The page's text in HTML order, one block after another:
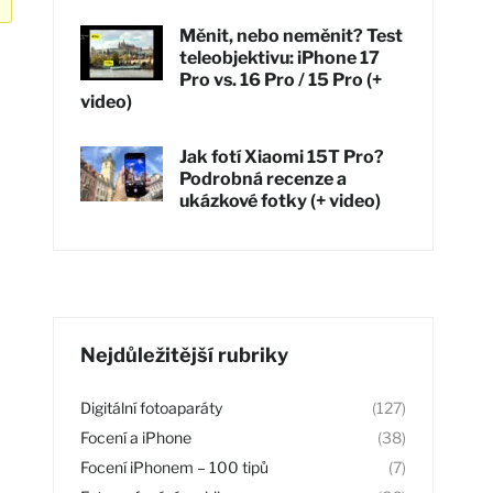
Měnit, nebo neměnit? Test
teleobjektivu: iPhone 17
Pro vs. 16 Pro / 15 Pro (+
video)
Jak fotí Xiaomi 15T Pro?
Podrobná recenze a
ukázkové fotky (+ video)
Nejdůležitější rubriky
Digitální fotoaparáty
(127)
Focení a iPhone
(38)
Focení iPhonem – 100 tipů
(7)